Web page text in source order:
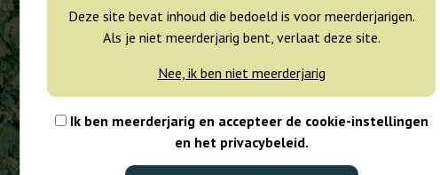
Deze site bevat inhoud die bedoeld is voor meerderjarigen.
Als je niet meerderjarig bent, verlaat deze site.
Nee, ik ben niet meerderjarig
Ik ben meerderjarig en accepteer de cookie-instellingen
en het privacybeleid.
10 zaden
Vandaag
10 zaden